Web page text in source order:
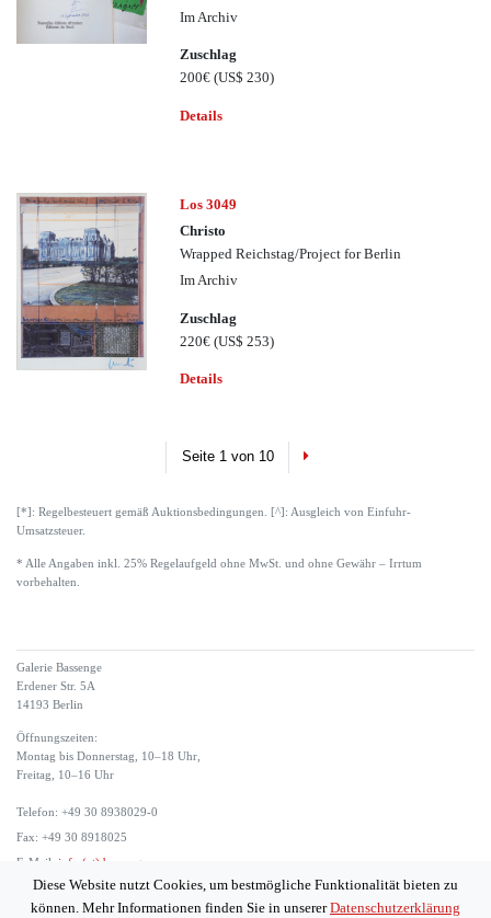
Im Archiv
Zuschlag
200€(US$ 230)
Details
Los 3049
Christo
Wrapped Reichstag/Project for Berlin
Im Archiv
Zuschlag
220€(US$ 253)
Details
Seite 1 von 10 Next
[*]: Regelbesteuert gemäß Auktionsbedingungen. [^]: Ausgleich von Einfuhr-
Umsatzsteuer.
* Alle Angaben inkl. 25% Regelaufgeld ohne MwSt. und ohne Gewähr – Irrtum
vorbehalten.
Galerie Bassenge
Erdener Str. 5A
14193 Berlin
Öffnungszeiten:
Montag bis Donnerstag, 10–18 Uhr,
Freitag, 10–16 Uhr
Telefon: +49 30 8938029-0
Fax: +49 30 8918025
E-Mail: info (at) bassenge.com
Diese Website nutzt Cookies, um bestmögliche Funktionalität bieten zu
können. Mehr Informationen finden Sie in unsererDatenschutzerklärung